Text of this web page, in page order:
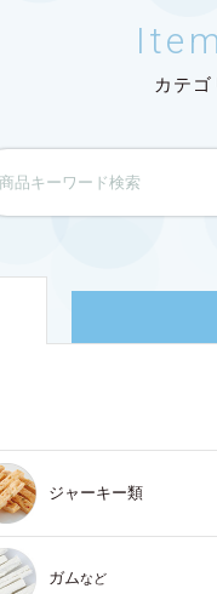
カテ
ジャーキー類
ガムなど